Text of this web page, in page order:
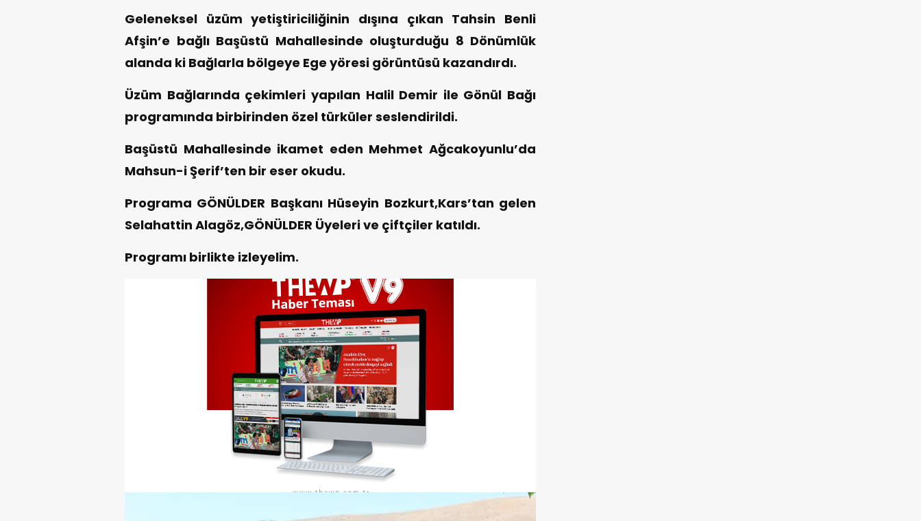
Geleneksel üzüm yetiştiriciliğinin dışına çıkan Tahsin Benli
Afşin’e bağlı Başüstü Mahallesinde oluşturduğu 8 Dönümlük
alanda ki Bağlarla bölgeye Ege yöresi görüntüsü kazandırdı.
Üzüm Bağlarında çekimleri yapılan Halil Demir ile Gönül Bağı
programında birbirinden özel türküler seslendirildi.
Başüstü Mahallesinde ikamet eden Mehmet Ağcakoyunlu’da
Mahsun-i Şerif’ten bir eser okudu.
Programa GÖNÜLDER Başkanı Hüseyin Bozkurt,Kars’tan gelen
Selahattin Alagöz,GÖNÜLDER Üyeleri ve çiftçiler katıldı.
Programı birlikte izleyelim.